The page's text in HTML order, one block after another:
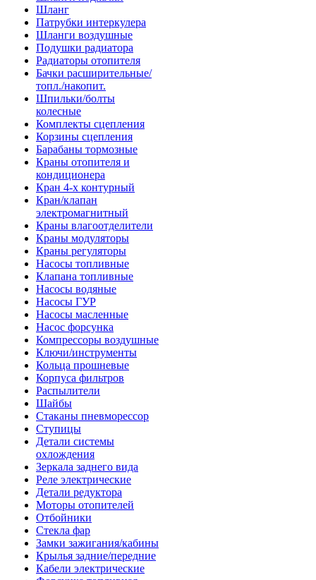
Шланг
Патрубки интеркулера
Шланги воздушные
Подушки радиатора
Радиаторы отопителя
Бачки расширительные/
топл./накопит.
Шпильки/болты
колесные
Комплекты сцепления
Корзины сцепления
Барабаны тормозные
Краны отопителя и
кондиционера
Кран 4-х контурный
Кран/клапан
электромагнитный
Краны влагоотделители
Краны модуляторы
Краны регуляторы
Насосы топливные
Клапана топливные
Насосы водяные
Насосы ГУР
Насосы масленные
Насос форсунка
Компрессоры воздушные
Ключи/инструменты
Кольца прошневые
Корпуса фильтров
Распылители
Шайбы
Стаканы пневморессор
Ступицы
Детали системы
охлождения
Зеркала заднего вида
Реле электрические
Детали редуктора
Моторы отопителей
Отбойники
Стекла фар
Замки зажигания/кабины
Крылья задние/передние
Кабели электрические